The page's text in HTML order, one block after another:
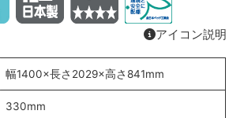
アイコン説明
幅1400×長さ2029×高さ841mm
330mm